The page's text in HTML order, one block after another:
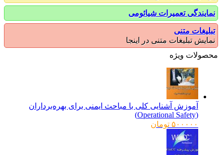
تعمیرات شیائومی
متنی
تبلیغات متنی در اینجا
ویژه
آموزش آشنایی کلی با مباحث ایمنی برای بهره‌برداران
۵۰۰۰۰۰ تومان